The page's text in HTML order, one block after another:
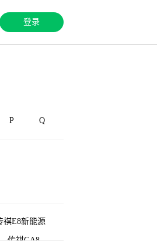
登录
P Q
祺E8新能源
传祺GA8